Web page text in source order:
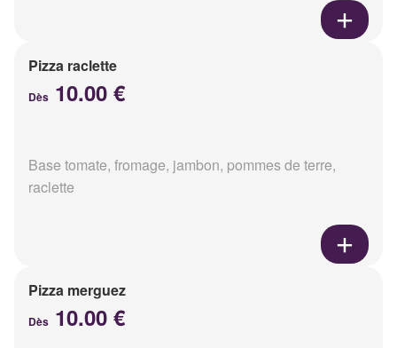
Pizza raclette
Dès 10.00 €
Base tomate, fromage, jambon, pommes de terre,
raclette
Pizza merguez
Dès 10.00 €